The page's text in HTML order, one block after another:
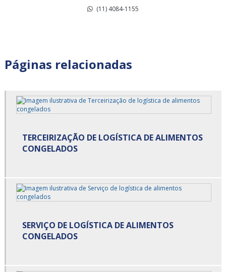
Armazenagem para alimentos congelados preço
Armazenagem para alimentos refrigerados em sp
Armazenagem para alimentos refrigerados preço
Armazenagem para alimentos refrigerados são paulo
Armazenagem para alimentos refrigerados valor
Armazenamento cross docking
Carga cross docking
Carga de alimentos
(11) 4084-1155
Páginas relacionadas
TERCEIRIZAÇÃO DE LOGÍSTICA DE ALIMENTOS
CONGELADOS
SERVIÇO DE LOGÍSTICA DE ALIMENTOS
CONGELADOS